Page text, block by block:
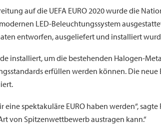
auf die UEFA EURO 2020 wurde die
LED-Beleuchtungssystem
entworfen, ausgeliefert und installiert
installiert, um die bestehenden Halogen-
erfüllen werden können. Die
eine spektakuläre EURO haben werden“,
von Spitzenwettbewerb austragen kann.“